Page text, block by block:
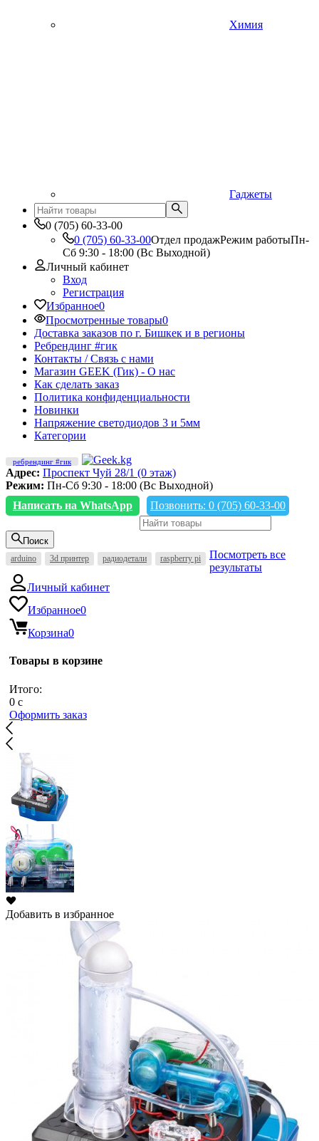
Химия
Гаджеты
0 (705) 60-33-00
0 (705) 60-33-00Отдел продажРежим работыПн-
Сб 9:30 - 18:00 (Вс Выходной)
Личный кабинет
Вход
Регистрация
Избранное0
Просмотренные товары0
Доставка заказов по г. Бишкек и в регионы
Ребрендинг #гик
Контакты / Связь с нами
Магазин GEEK (Гик) - О нас
Как сделать заказ
Политика конфиденциальности
Новинки
Напряжение светодиодов 3 и 5мм
Категории
ребрендинг #гик
Адрес: Проспект Чуй 28/1 (0 этаж)
Режим: Пн-Сб 9:30 - 18:00 (Вс Выходной)
Написать на WhatsApp
Позвонить: 0 (705) 60-33-00
Поиск
arduino 3d принтер радиодетали raspberry pi
Посмотреть все
результаты
Личный кабинет
Избранное0
Корзина0
Товары в корзине
Итого:
0 c
Оформить заказ
Добавить в избранное